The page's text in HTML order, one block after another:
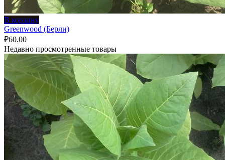
В корзину
Greenwood (Берли)
₽60.00
Недавно просмотренные товары